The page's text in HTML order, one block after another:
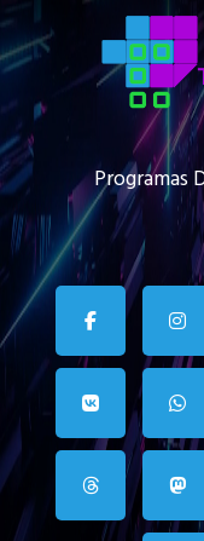
Programas